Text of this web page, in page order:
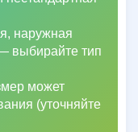
наружная
выбирайте тип
может
(уточняйте